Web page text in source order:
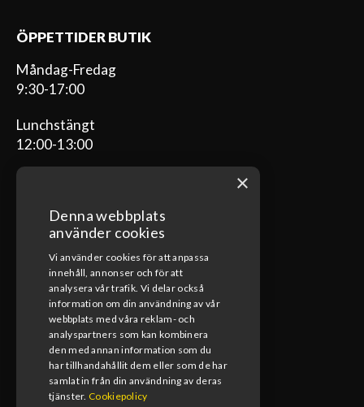
ÖPPETTIDER BUTIK
Måndag-Fredag
9:30-17:00
Lunchstängt
12:00-13:00
ÖPPETTIDER VERKSTAD
Måndag-Fredag
08:00-17:00
Lunchstängt
12:00-13:00
×
Denna webbplats
använder cookies
Vi använder cookies för att anpassa
innehåll, annonser och för att
analysera vår trafik. Vi delar också
information om din användning av vår
webbplats med våra reklam- och
analyspartners som kan kombinera
den med annan information som du
har tillhandahållit dem eller som de har
samlat in från din användning av deras
tjänster. Cookiepolicy